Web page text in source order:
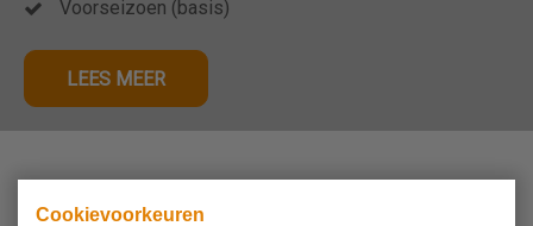
Cookievoorkeuren
Voorseizoen (basis)
LEES MEER
Heeft u een keuze gemaakt?